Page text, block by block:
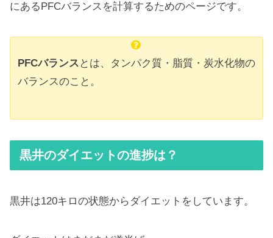
にあるPFCバランスを計算するためのページです。
PFCバランス とは、タンパク質・脂質・炭水化物の
バランスのこと。
黒井のダイエットの進捗は？
黒井は120キロの状態からダイエットをしています。